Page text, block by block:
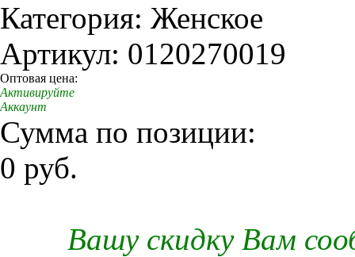
Категория: Женское
Артикул: 0120270019
Оптовая цена:
Активируйте
Аккаунт
Сумма по позиции:
0 руб.
Вашу скидку Вам